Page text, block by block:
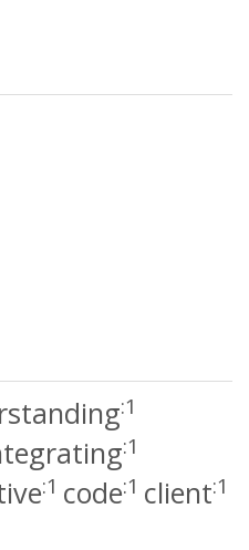
:1
:1
:1 code:1 client:1